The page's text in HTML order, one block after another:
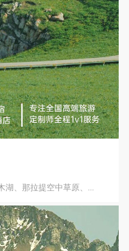
、那拉提空中草原、...